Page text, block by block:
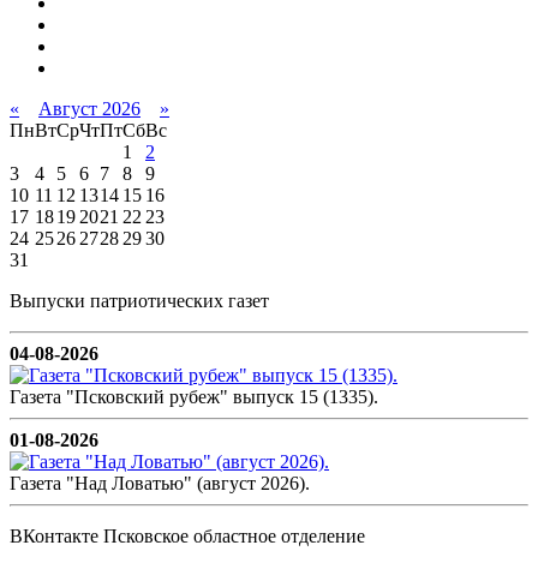
« Август 2026
»
ПнВтСрЧтПтСбВс
1
2
3
4 5 6 7 8
9
10 11 12 1314 15 16
17 18192021 2223
24 252627282930
31
Выпуски патриотических газет
04-08-2026
Газета "Псковский рубеж" выпуск 15 (1335).
01-08-2026
Газета "Над Ловатью" (август 2026).
ВКонтакте Псковское областное отделение